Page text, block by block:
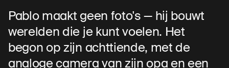
Pablo maakt geen foto's — hij bouwt
werelden die je kunt voelen. Het
begon op zijn achttiende, met de
analoge camera van zijn opa en een